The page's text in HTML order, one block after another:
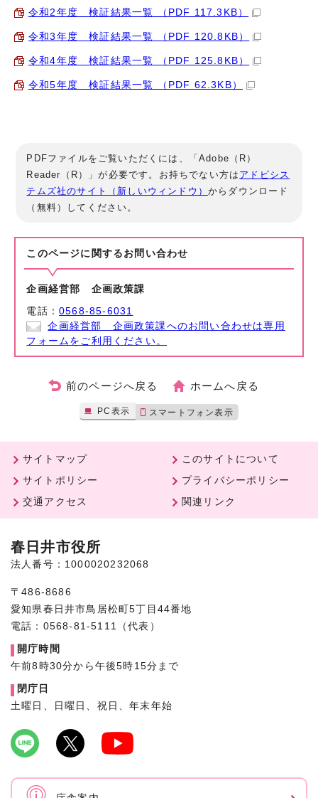
令和2年度 検証結果一覧 （PDF 117.3KB）
令和3年度 検証結果一覧 （PDF 120.8KB）
令和4年度 検証結果一覧 （PDF 125.8KB）
令和5年度 検証結果一覧 （PDF 62.3KB）
PDFファイルをご覧いただくには、「Adobe（R）
Reader（R）」が必要です。お持ちでない方は アドビシス
テムズ社のサイト（新しいウィンドウ）からダウンロード
（無料）してください。
このページに関する お問い合わせ
企画経営部 企画政策課
電話：0568-85-6031
企画経営部 企画政策課へのお問い合わせは専用
フォームをご利用ください。
前のページへ戻る ホームへ戻る
PC表示 スマートフォン表示
サイトマップ
このサイトについて
サイトポリシー
プライバシーポリシー
交通アクセス
関連リンク
春日井市役所
法人番号：1000020232068
〒486-8686
愛知県春日井市鳥居松町5丁目44番地
電話：0568-81-5111（代表）
開庁時間
午前8時30分から午後5時15分まで
閉庁日
土曜日、日曜日、祝日、年末年始